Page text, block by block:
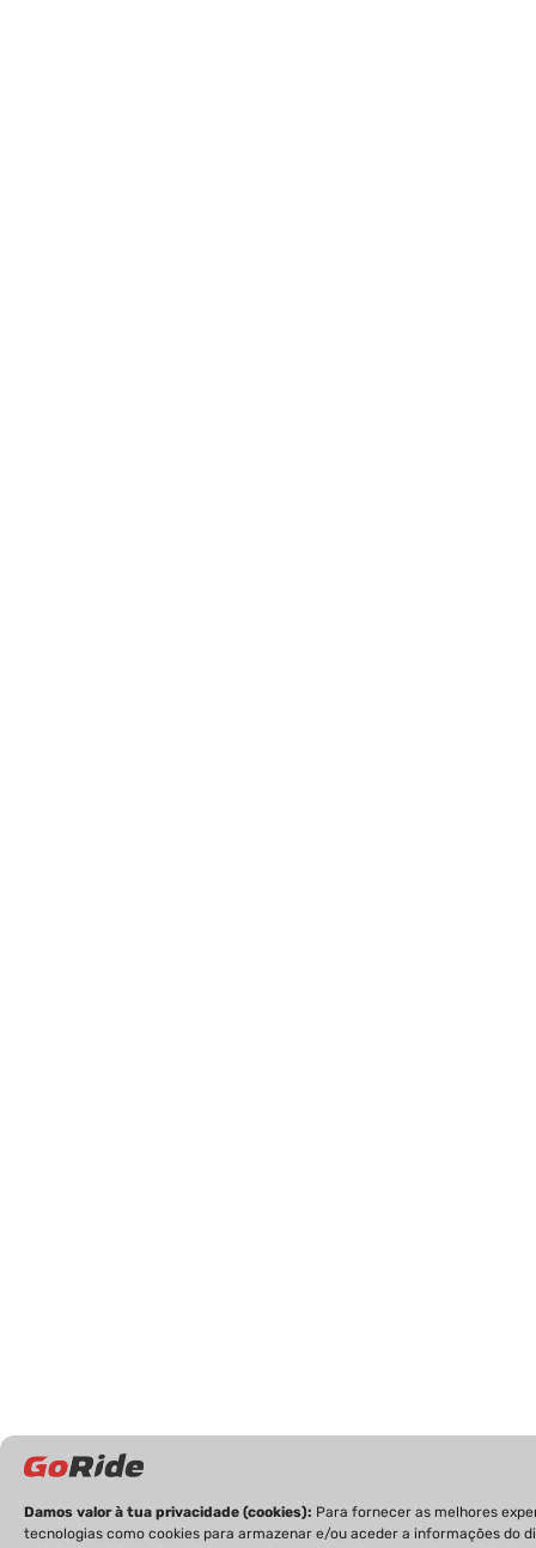
Damos valor à tua privacidade (cookies): Para fornecer as melhores
tecnologias como cookies para armazenar e/ou aceder a informações do